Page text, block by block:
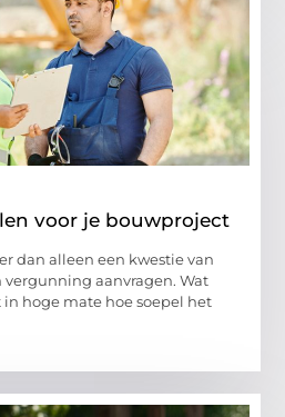
voor je bouwproject
dan alleen een kwestie van
vergunning aanvragen. Wat
hoge mate hoe soepel het